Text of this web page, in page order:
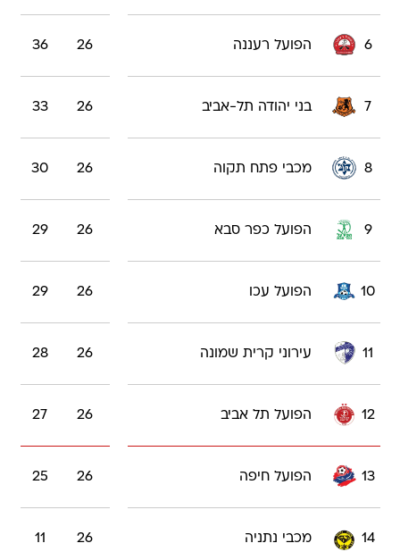
6 הפועל רעננה 26
36
7 בני יהודה תל-אביב 26
33
8 מכבי פתח תקוה 26
30
9 הפועל כפר סבא 26
29
10 הפועל עכו 26
29
11 עירוני קרית שמונה 26
28
12 הפועל תל אביב 26
27
13 הפועל חיפה 26
25
14 מכבי נתניה 26
11